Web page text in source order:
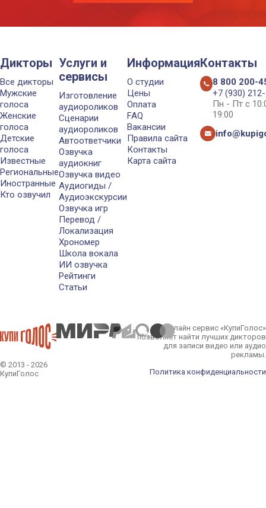
Дикторы
Все дикторы
Мужские
голоса
Женские
голоса
Детские
голоса
Известные
Региональные
Иностранные
Кто озвучил
Услуги и
сервисы
Изготовление
аудиороликов
Сценарии
аудиороликов
Автоответчики
Озвучка
аудиокниг
Озвучка видео
Аудиогиды /
Аудиоэкскурсии
Озвучка игр
Перевод /
Локализация
Хрономер
Школа вокала
ИИ озвучка
Рейтинги
Статьи
Информация
О студии
Цены
Оплата
FAQ
Вакансии
Правила сайта
Контакты
Карта сайта
Контакты
8 800 200-
+7 (930)
Пн - Пт с
19:00
© 2013 - 2026
КупиГолос
Онлайн сервис «КупиГолос»
позволяет найти лучших дикторов
для записи видео или аудио
рекламы.
Политика конфиденциальности